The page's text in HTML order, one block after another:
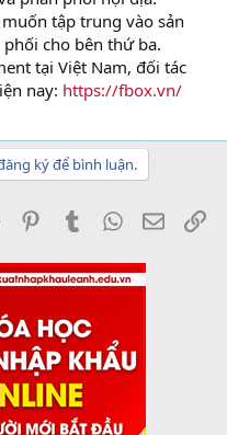
muốn tập trung vào sản
cho bên thứ ba.
tại Việt Nam, đối tác
nay: https://fbox.vn/
ký để bình luận.
Reddit PinterestTumblrWhatsApp
Email